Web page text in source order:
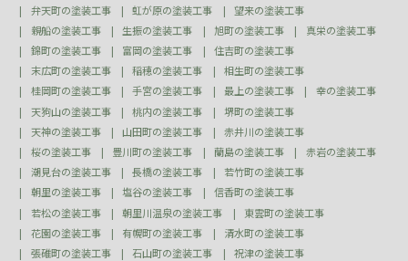
弁天町の塗装工事
虹が原の塗装工事
望来の塗装工事
親船の塗装工事
生振の塗装工事 旭町の塗装工事
真栄の塗装工事
錦町の塗装工事
富岡の塗装工事
住吉町の塗装工事
末広町の塗装工事
稲穂の塗装工事
相生町の塗装工事
桂岡町の塗装工事
手宮の塗装工事 最上の塗装工事
幸の塗装工事
天狗山の塗装工事
桃内の塗装工事
堺町の塗装工事
天神の塗装工事
山田町の塗装工事
赤井川の塗装工事
桜の塗装工事
豊川町の塗装工事 蘭島の塗装工事
赤岩の塗装工事
潮見台の塗装工事
長橋の塗装工事
若竹町の塗装工事
朝里の塗装工事
塩谷の塗装工事
信香町の塗装工事
若松の塗装工事
朝里川温泉の塗装工事
東雲町の塗装工事
花園の塗装工事
有幌町の塗装工事
清水町の塗装工事
張碓町の塗装工事
石山町の塗装工事
祝津の塗装工事